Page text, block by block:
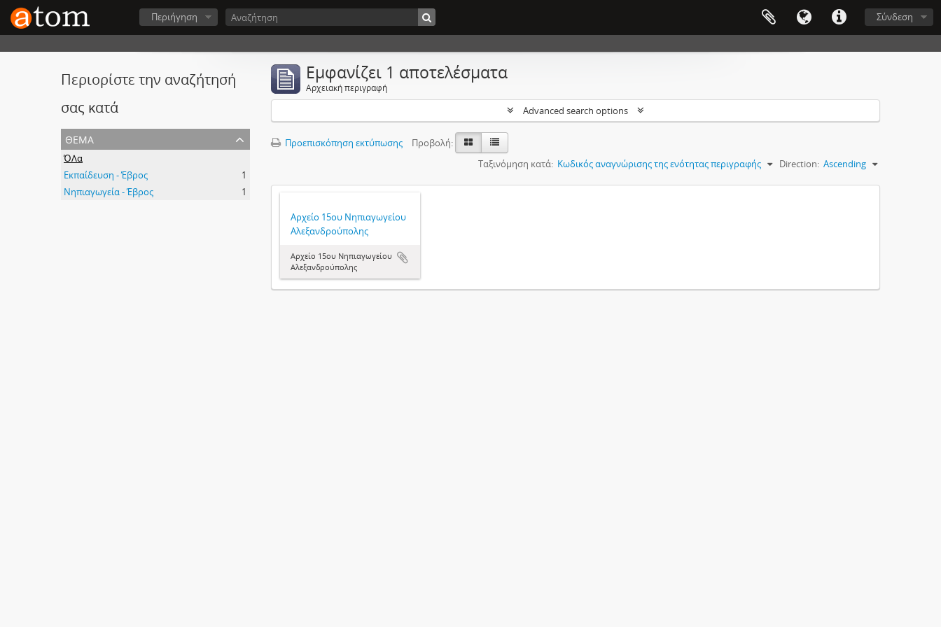
Σύνδεση
Περιήγηση
Περιορίστε την αναζήτησή
σας κατά
θέμα
ΌΛα
Εκπαίδευση - Έβρος
1
Νηπιαγωγεία - Έβρος
1
Εμφανίζει 1 αποτελέσματα
Αρχειακή περιγραφή
Advanced search options
Προεπισκόπηση εκτύπωσης
Προβολή:
Ταξινόμηση κατά: Κωδικός αναγνώρισης της ενότητας περιγραφής Direction: Ascending
Αρχείο 15ου Νηπιαγωγείου
Αλεξανδρούπολης
Αρχείο 15ου Νηπιαγωγείου
Αλεξανδρούπολης